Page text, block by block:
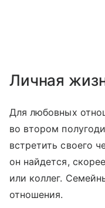
Личная
Для любовных
во втором
встретить своего
он найдется,
или коллег.
отношения.